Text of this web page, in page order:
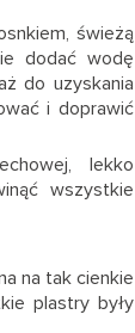
świeżą
dodać wodę
do uzyskania
i doprawić
lekko
wszystkie
na tak cienkie
plastry były